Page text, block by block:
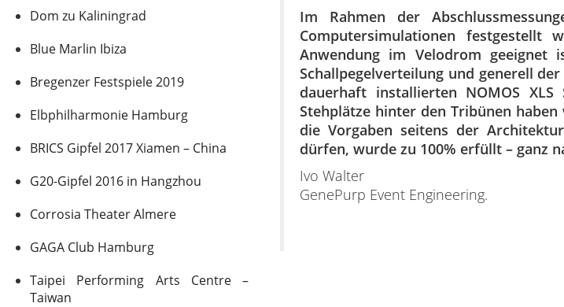
Dom zu Kaliningrad
Blue Marlin Ibiza
Bregenzer Festspiele 2019
Elbphilharmonie Hamburg
BRICS Gipfel 2017 Xiamen – China
G20-Gipfel 2016 in Hangzhou
Corrosia Theater Almere
GAGA Club Hamburg
Taipei Performing Arts Centre –
Taiwan
Im Rahmen der
Computersimulationen
Anwendung im Velodrom geeignet
Schallpegelverteilung und generell
dauerhaft installierten NOMOS
Stehplätze hinter den Tribünen
die Vorgaben seitens der
dürfen, wurde zu 100% erfüllt – ganz
Ivo Walter
GenePurp Event Engineering.